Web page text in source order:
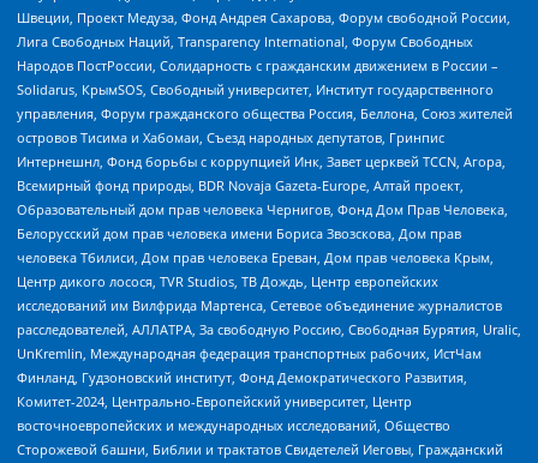
Швеции, Проект Медуза, Фонд Андрея Сахарова, Форум свободной России,
Лига Свободных Наций, Transparеncy International, Форум Свободных
Народов ПостРоссии, Солидарность с гражданским движением в России –
Solidarus, КрымSOS, Свободный университет, Институт государственного
управления, Форум гражданского общества Россия, Беллона, Союз жителей
островов Тисима и Хабомаи, Съезд народных депутатов, Гринпис
Интернешнл, Фонд борьбы с коррупцией Инк, Завет церквей TCCN, Агора,
Всемирный фонд природы, BDR Novaja Gazeta-Europe, Алтай проект,
Образовательный дом прав человека Чернигов, Фонд Дом Прав Человека,
Белорусский дом прав человека имени Бориса Звозскова, Дом прав
человека Тбилиси, Дом прав человека Ереван, Дом прав человека Крым,
Центр дикого лосося, TVR Studios, ТВ Дождь, Центр европейских
исследований им Вилфрида Мартенса, Сетевое объединение журналистов
расследователей, АЛЛАТРА, За свободную Россию, Свободная Бурятия, Uralic,
UnKremlin, Международная федерация транспортных рабочих, ИстЧам
Финланд, Гудзоновский институт, Фонд Демократического Развития,
Комитет-2024, Центрально-Европейский университет, Центр
восточноевропейских и международных исследований, Общество
Сторожевой башни, Библии и трактатов Свидетелей Иеговы, Гражданский